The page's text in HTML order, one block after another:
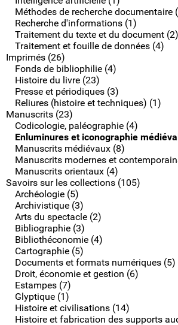
Méthodes de recherche documentaire
Recherche d'informations (1)
Traitement du texte et du document (2)
Traitement et fouille de données (4)
Imprimés (26)
Fonds de bibliophilie (4)
Histoire du livre (23)
Presse et périodiques (3)
Reliures (histoire et techniques) (1)
Manuscrits (23)
Codicologie, paléographie (4)
Enluminures et iconographie
Manuscrits médiévaux (8)
Manuscrits modernes et
Manuscrits orientaux (4)
Savoirs sur les collections (105)
Archéologie (5)
Archivistique (3)
Arts du spectacle (2)
Bibliographie (3)
Bibliothéconomie (4)
Cartographie (5)
Documents et formats numériques (5)
Droit, économie et gestion (6)
Estampes (7)
Glyptique (1)
Histoire et civilisations (14)
Histoire et fabrication des supports